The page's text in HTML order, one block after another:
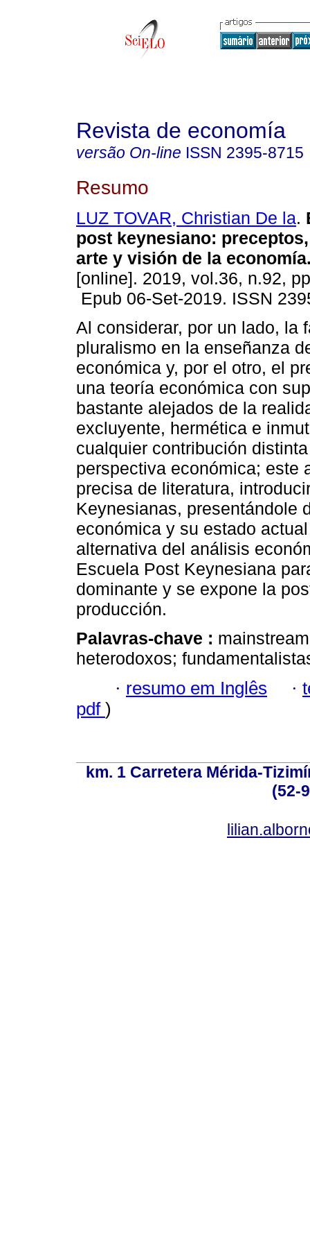
Revista de economía
versão On-line ISSN 2395-8715
Resumo
LUZ TOVAR, Christian De la.
post keynesiano:
arte y visión de la
[online]. 2019, vol.36, n.92,
Epub 06-Set-2019. ISSN
Al considerar, por un lado, la
pluralismo en la enseñanza
económica y, por el otro, el
una teoría económica con
bastante alejados de la
excluyente, hermética e
cualquier contribución
perspectiva económica; este
precisa de literatura,
Keynesianas, presentándole
económica y su estado
alternativa del análisis
Escuela Post Keynesiana
dominante y se expone la
producción.
Palavras-chave :
heterodoxos;
· resumo em Inglês ·
pdf )
km. 1 Carretera Mérida-
(52-